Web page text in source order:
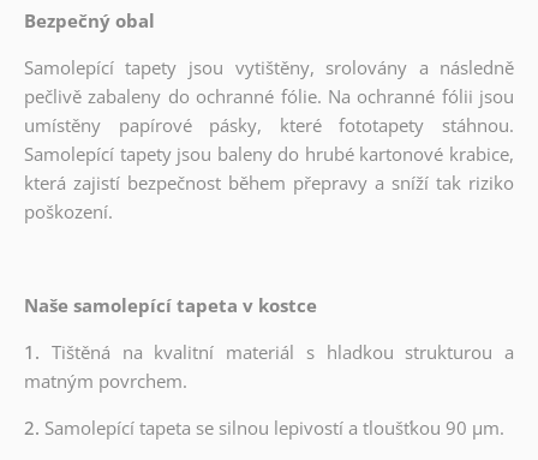
Bezpečný obal
Samolepící tapety jsou vytištěny, srolovány a následně
pečlivě zabaleny do ochranné fólie. Na ochranné fólii jsou
umístěny papírové pásky, které fototapety stáhnou.
Samolepící tapety jsou baleny do hrubé kartonové krabice,
která zajistí bezpečnost během přepravy a sníží tak riziko
poškození.
Naše samolepící tapeta v kostce
1. Tištěná na kvalitní materiál s hladkou strukturou a
matným povrchem.
2. Samolepící tapeta se silnou lepivostí a tloušťkou 90 µm.